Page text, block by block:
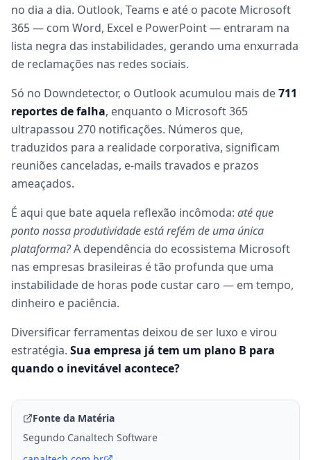
no dia a dia. Outlook, Teams e até o pacote Microsoft
365 — com Word, Excel e PowerPoint — entraram na
lista negra das instabilidades, gerando uma enxurrada
de reclamações nas redes sociais.
Só no Downdetector, o Outlook acumulou mais de711
reportes de falha, enquanto o Microsoft 365
ultrapassou 270 notificações. Números que,
traduzidos para a realidade corporativa, significam
reuniões canceladas, e-mails travados e prazos
ameaçados.
É aqui que bate aquela reflexão incômoda: até que
ponto nossa produtividade está refém de uma única
plataforma?A dependência do ecossistema Microsoft
nas empresas brasileiras é tão profunda que uma
instabilidade de horas pode custar caro — em tempo,
dinheiro e paciência.
Diversificar ferramentas deixou de ser luxo e virou
estratégia. Sua empresa já tem um plano B para
quando o inevitável acontece?
Fonte da Matéria
Segundo Canaltech Software